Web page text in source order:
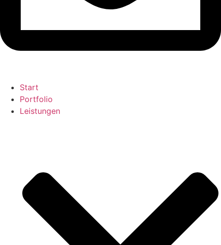
Start
Portfolio
Leistungen